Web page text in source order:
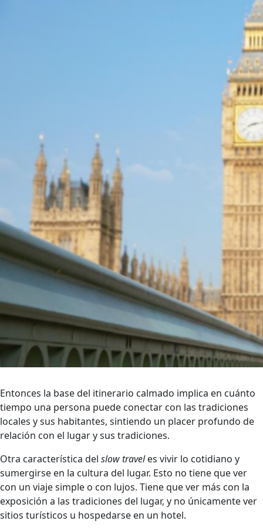
Entonces la base del itinerario calmado implica en cuánto
tiempo una persona puede conectar con las tradiciones
locales y sus habitantes, sintiendo un placer profundo de
relación con el lugar y sus tradiciones.
Otra característica del slow traveles vivir lo cotidiano y
sumergirse en la cultura del lugar. Esto no tiene que ver
con un viaje simple o con lujos. Tiene que ver más con la
exposición a las tradiciones del lugar, y no únicamente ver
sitios turísticos u hospedarse en un hotel.